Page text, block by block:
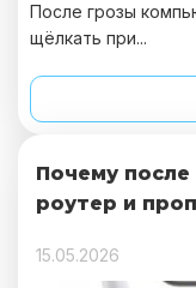
После грозы
щёлкать при...
Почему
роутер и
15.05.2026